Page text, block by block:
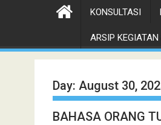
KONSULTASI
ARSIP
Day: August 30,
BAHASA ORANG